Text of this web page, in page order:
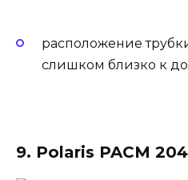
расположение
слишком близко к
9. Polaris PACM